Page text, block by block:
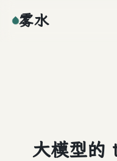
雾水
大模型的